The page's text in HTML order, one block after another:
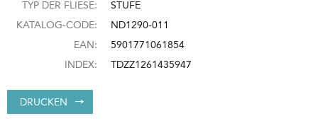
TYP DER FLIESE:
STUFE
KATALOG-CODE:
ND1290-011
EAN:
5901771061854
INDEX:
TDZZ1261435947
DRUCKEN